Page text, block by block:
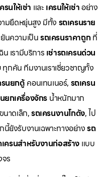
รนให้เช่า และ เครนให้เช่าอย่าง
ามยืดหยุ่นสูง มีทั้งรถเครนราย
นความเป็นรถเครนราคาถูกที่
เรามีบริการ เช่ารถเครนด่วน
ทุกคัน ทีมงานเราเชี่ยวชาญทั้ง
รนยกตู้คอนเทนเนอร์, รถเครน
ยกเครื่องจักร น้ำหนักมาก
ขนาดเล็ก,รถเครนงานโกดัง, ไป
นี้ยังรับงานเฉพาะทางอย่างรถ
ครนสำหรับงานก่อสร้าง แบบ
ร